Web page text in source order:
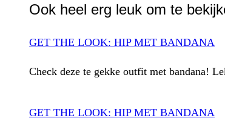
Ook heel erg leuk om te
GET THE LOOK: HIP MET BANDANA
Check deze te gekke outfit met bandana!
GET THE LOOK: HIP MET BANDANA